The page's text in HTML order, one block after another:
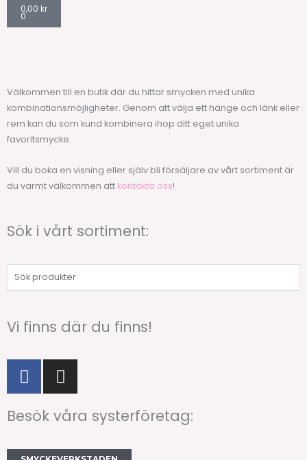
0,00 kr
0
Välkommen till en butik där du hittar smycken med unika
kombinationsmöjligheter. Genom att välja ett hänge och länk eller
rem kan du som kund kombinera ihop ditt eget unika
favoritsmycke.
Vill du boka en visning eller själv bli försäljare av vårt sortiment är
du varmt välkommen att kontakta oss!
Sök i vårt sortiment:
Sök
Vi finns där du finns!
F
a
c
e
o
I
n
s
t
g
Besök våra systerföretag: